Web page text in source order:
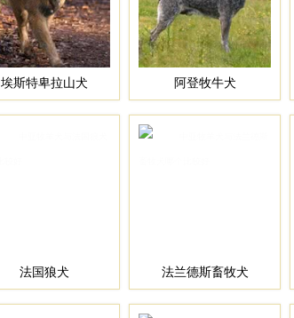
埃斯特卑拉山犬 阿登牧牛犬
法国狼犬 法兰德斯畜牧犬